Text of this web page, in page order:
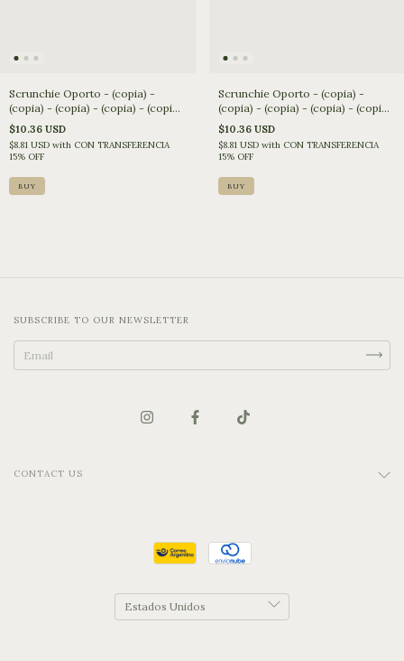
Scrunchie Oporto - (copia) -
(copia) - (copia) - (copia) - (copia)
- (copia) - (copia)
$10.36 USD
$8.81 USD with CON TRANSFERENCIA
15% OFF
Scrunchie Oporto - (copia) -
(copia) - (copia) - (copia) - (copia)
- (copia)
$10.36 USD
$8.81 USD with CON TRANSFERENCIA
15% OFF
SUBSCRIBE TO OUR NEWSLETTER
CONTACT US